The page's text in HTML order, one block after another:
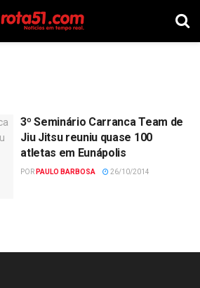
3º Seminário Carranca Team de
Jiu Jitsu reuniu quase 100
atletas em Eunápolis
POR PAULO BARBOSA 26/10/2014